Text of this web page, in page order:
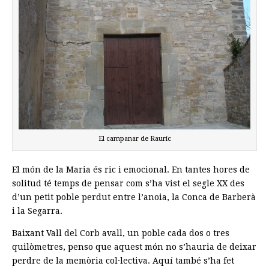
El campanar de Rauric
El món de la Maria és ric i emocional. En tantes hores de
solitud té temps de pensar com s’ha vist el segle XX des
d’un petit poble perdut entre l’anoia, la Conca de Barberà
i la Segarra.
Baixant Vall del Corb avall, un poble cada dos o tres
quilòmetres, penso que aquest món no s’hauria de deixar
perdre de la memòria col·lectiva. Aquí també s’ha fet